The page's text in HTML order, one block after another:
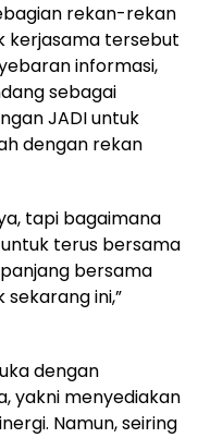
rekan-rekan
kerjasama tersebut
informasi,
sebagai
JADI untuk
dengan rekan
tapi bagaimana
terus bersama
bersama
ini,”
dengan
yakni menyediakan
Namun, seiring